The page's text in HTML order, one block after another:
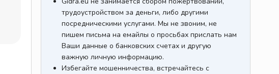
трудоустройством за деньги, либо другими
посредническими услугами. Мы не звоним, не
пишем письма на емайлы о просьбах прислать нам
Ваши данные о банковских счетах и другую
важную личную информацию.
Избегайте мошенничества, встречайтесь с